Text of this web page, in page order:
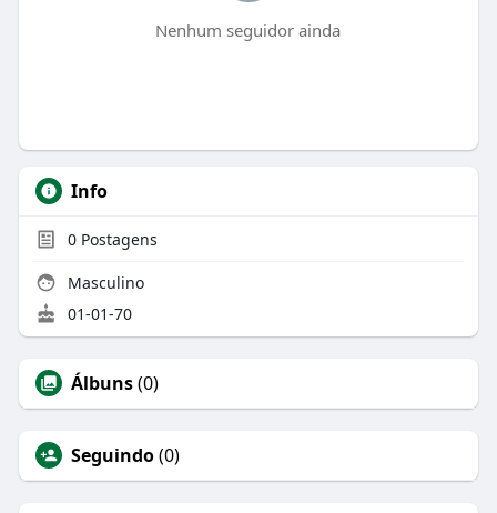
Nenhum seguidor ainda
Info
0Postagens
Masculino
01-01-70
Álbuns(0)
Seguindo(0)